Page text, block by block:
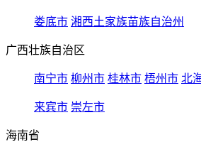
娄底市 湘西土家族苗族自治州
广西壮族自治区
南宁市 柳州市 桂林市 梧州市 北
来宾市 崇左市
海南省